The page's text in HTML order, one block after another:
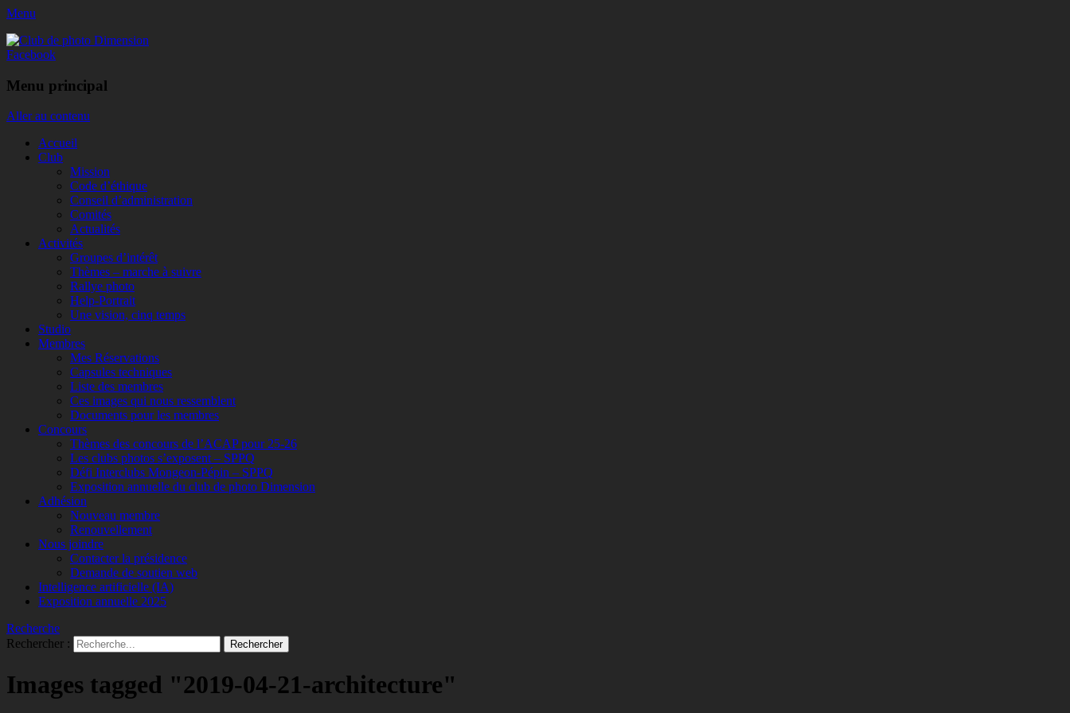
Menu
Club de photo Dimension
Facebook
Menu principal
Aller au contenu
Accueil
Club
Mission
Code d’éthique
Conseil d’administration
Comités
Actualités
Activités
Groupes d’intérêt
Thèmes – marche à suivre
Rallye photo
Help-Portrait
Une vision, cinq temps
Studio
Membres
Mes Réservations
Capsules techniques
Liste des membres
Ces images qui nous ressemblent
Documents pour les membres
Concours
Thèmes des concours de l’ACAP pour 25-26
Les clubs photos s’exposent – SPPQ
Défi Interclubs Mongeon-Pépin – SPPQ
Exposition annuelle du club de photo Dimension
Adhésion
Nouveau membre
Renouvellement
Nous joindre
Contacter la présidence
Demande de soutien web
Intelligence artificielle (IA)
Exposition annuelle 2025
Recherche
Rechercher :
Images tagged "2019-04-21-architecture"